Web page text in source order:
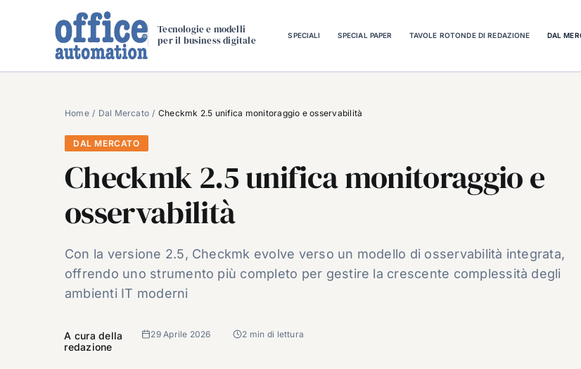
Tecnologie e modelli
per il business digitale
SPECIALI SPECIAL PAPER TAVOLE ROTONDE DI REDAZIONE DAL
Home Dal Mercato Checkmk 2.5 unifica monitoraggio e osservabilità
DAL MERCATO
Checkmk 2.5 unifica monitoraggio e
osservabilità
Con la versione 2.5, Checkmk evolve verso un modello di osservabilità integrata,
offrendo uno strumento più completo per gestire la crescente complessità degli
ambienti IT moderni
A cura della
redazione
29 Aprile 2026 2 min di lettura